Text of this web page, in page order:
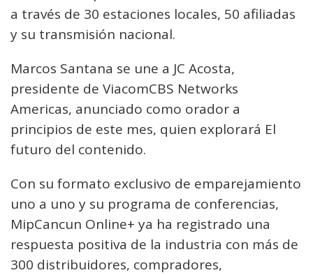
a través de 30 estaciones locales, 50 afiliadas
y su transmisión nacional.
Marcos Santana se une a JC Acosta,
presidente de ViacomCBS Networks
Americas, anunciado como orador a
principios de este mes, quien explorará El
futuro del contenido.
Con su formato exclusivo de emparejamiento
uno a uno y su programa de conferencias,
MipCancun Online+ ya ha registrado una
respuesta positiva de la industria con más de
300 distribuidores, compradores,